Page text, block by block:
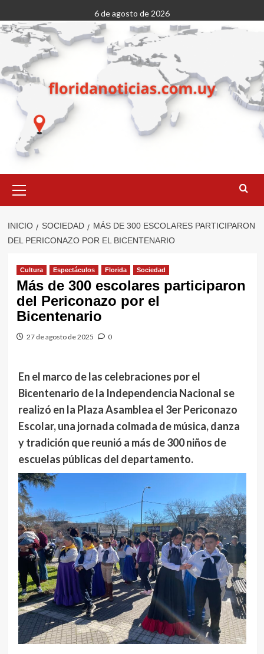
al
contenido
6 de agosto de 2026
primario
INICIO SOCIEDAD
MÁS DE 300 ESCOLARES PARTICIPARON
DEL PERICONAZO POR EL BICENTENARIO
Cultura Espectáculos Florida Sociedad
Más de 300 escolares participaron
del Periconazo por el
Bicentenario
27 de agosto de 2025 0
En el marco de las celebraciones por el
Bicentenario de la Independencia Nacional se
realizó en la Plaza Asamblea el 3er Periconazo
Escolar, una jornada colmada de música, danza
y tradición que reunió a más de 300 niños de
escuelas públicas del departamento.